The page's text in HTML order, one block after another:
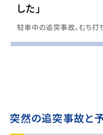
した」
駐車中の追突事故。むち打
突然の追突事故と